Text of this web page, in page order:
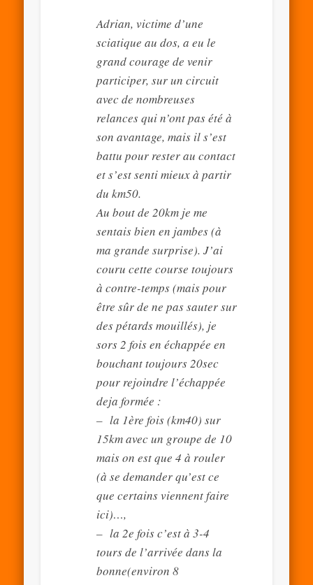
Adrian, victime d’une
sciatique au dos, a eu le
grand courage de venir
participer, sur un circuit
avec de nombreuses
relances qui n’ont pas été à
son avantage, mais il s’est
battu pour rester au contact
et s’est senti mieux à partir
du km50.
Au bout de 20km je me
sentais bien en jambes (à
ma grande surprise). J’ai
couru cette course toujours
à contre-temps (mais pour
être sûr de ne pas sauter sur
des pétards mouillés), je
sors 2 fois en échappée en
bouchant toujours 20sec
pour rejoindre l’échappée
deja formée :
– la 1ère fois (km40) sur
15km avec un groupe de 10
mais on est que 4 à rouler
(à se demander qu’est ce
que certains viennent faire
ici)…,
– la 2e fois c’est à 3-4
tours de l’arrivée dans la
bonne(environ 8